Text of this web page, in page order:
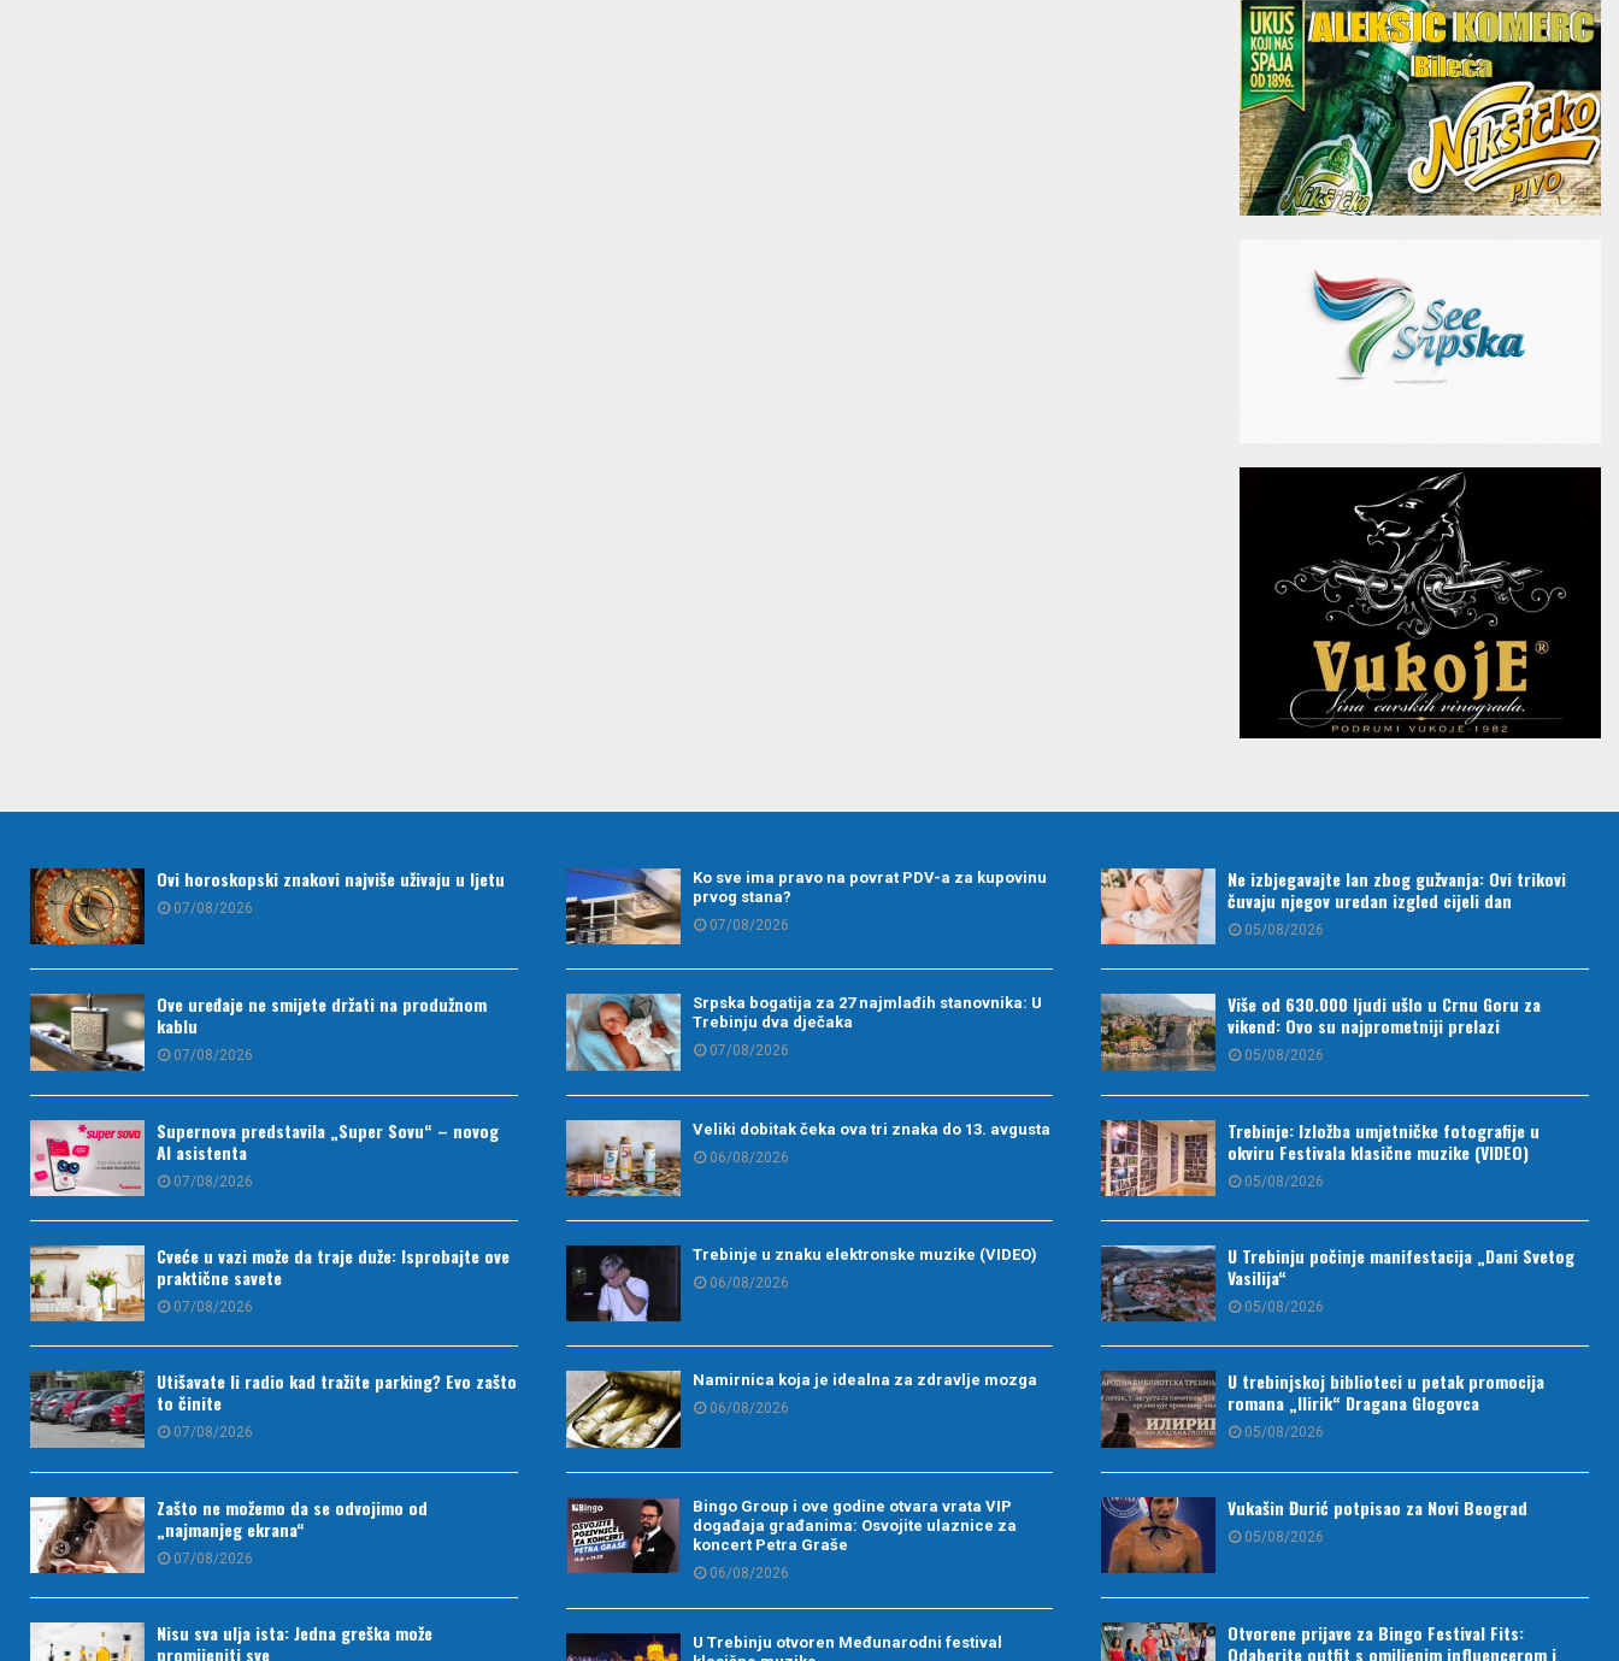
Ovi horoskopski znakovi najviše uživaju u ljetu
07/08/2026
Ove uređaje ne smijete držati na produžnom
kablu
07/08/2026
Supernova predstavila „Super Sovu“ – novog
AI asistenta
07/08/2026
Cveće u vazi može da traje duže: Isprobajte ove
praktične savete
07/08/2026
Utišavate li radio kad tražite parking? Evo zašto
to činite
07/08/2026
Zašto ne možemo da se odvojimo od
„najmanjeg ekrana“
07/08/2026
Nisu sva ulja ista: Jedna greška može
promijeniti sve
Ko sve ima pravo na povrat PDV-a za kupovinu
prvog stana?
07/08/2026
Srpska bogatija za 27 najmlađih stanovnika: U
Trebinju dva dječaka
07/08/2026
Veliki dobitak čeka ova tri znaka do 13. avgusta
06/08/2026
Trebinje u znaku elektronske muzike (VIDEO)
06/08/2026
Namirnica koja je idealna za zdravlje mozga
06/08/2026
Bingo Group i ove godine otvara vrata VIP
događaja građanima: Osvojite ulaznice za
koncert Petra Graše
06/08/2026
U Trebinju otvoren Međunarodni festival
Ne izbjegavajte lan zbog gužvanja: Ovi trikovi
čuvaju njegov uredan izgled cijeli dan
05/08/2026
Više od 630.000 ljudi ušlo u Crnu Goru za
vikend: Ovo su najprometniji prelazi
05/08/2026
Trebinje: Izložba umjetničke fotografije u
okviru Festivala klasične muzike (VIDEO)
05/08/2026
U Trebinju počinje manifestacija „Dani Svetog
Vasilija“
05/08/2026
U trebinjskoj biblioteci u petak promocija
romana „Ilirik“ Dragana Glogovca
05/08/2026
Vukašin Đurić potpisao za Novi Beograd
05/08/2026
Otvorene prijave za Bingo Festival Fits:
Odaberite outfit s omiljenim influencerom i